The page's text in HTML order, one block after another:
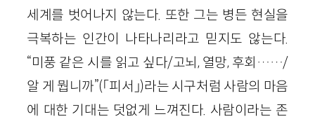
세계를 벗어나지 않는다. 또한 그는 병든 현실을
극복하는 인간이 나타나리라고 믿지도 않는다.
“미풍 같은 시를 읽고 싶다/고뇌, 열망, 후회……/
알 게 뭡니까”(「피서」)라는 시구처럼 사람의 마음
에 대한 기대는 덧없게 느껴진다. 사람이라는 존